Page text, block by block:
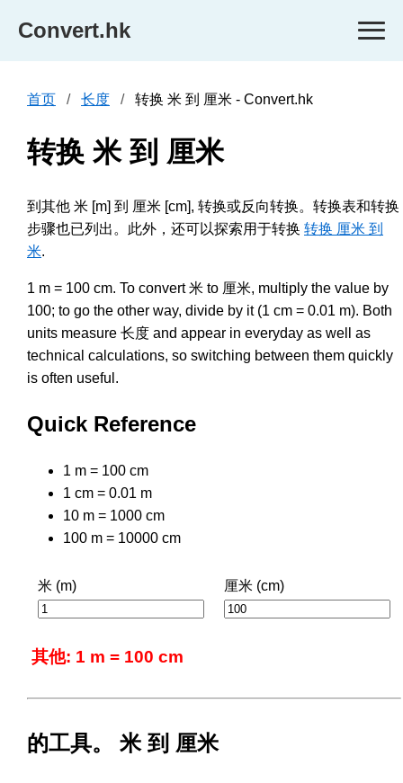
Convert.hk
首页 长度 转换 米 到 厘米 - Convert.hk
转换 米 到 厘米
到其他 米 [m] 到 厘米 [cm], 转换或反向转换。转换表和转换
步骤也已列出。此外，还可以探索用于转换 转换 厘米 到
米.
1 m = 100 cm. To convert 米 to 厘米, multiply the value by
100; to go the other way, divide by it (1 cm = 0.01 m). Both
units measure 长度 and appear in everyday as well as
technical calculations, so switching between them quickly
is often useful.
Quick Reference
1 m = 100 cm
1 cm = 0.01 m
10 m = 1000 cm
100 m = 10000 cm
米 (m) 厘米 (cm)
其他: 1 m = 100 cm
的工具。 米 到 厘米